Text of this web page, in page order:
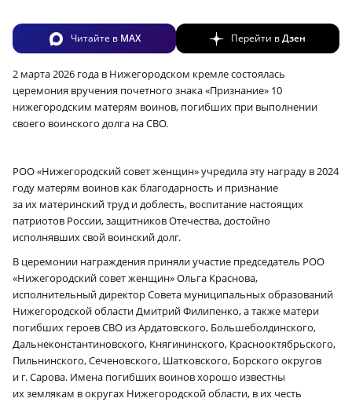
Читайте в MAX Перейти вДзен
2 марта 2026 года в Нижегородском кремле состоялась
церемония вручения почетного знака «Признание» 10
нижегородским матерям воинов, погибших при выполнении
своего воинского долга на СВО.
РОО «Нижегородский совет женщин» учредила эту награду в 2024
году матерям воинов как благодарность и признание
за их материнский труд и доблесть, воспитание настоящих
патриотов России, защитников Отечества, достойно
исполнявших свой воинский долг.
В церемонии награждения приняли участие председатель РОО
«Нижегородский совет женщин» Ольга Краснова,
исполнительный директор Совета муниципальных образований
Нижегородской области Дмитрий Филипенко, а также матери
погибших героев СВО из Ардатовского, Большеболдинского,
Дальнеконстантиновского, Княгининского, Краснооктябрьского,
Пильнинского, Сеченовского, Шатковского, Борского округов
и г. Сарова. Имена погибших воинов хорошо известны
их землякам в округах Нижегородской области, в их честь